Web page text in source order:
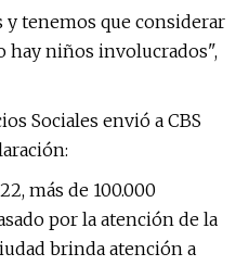
y tenemos que considerar
hay niños involucrados",
Sociales envió a CBS
más de 100.000
por la atención de la
brinda atención a